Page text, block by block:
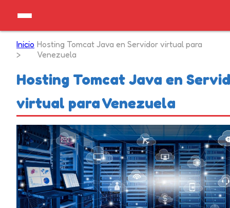
Inicio
>
Hosting Tomcat Java en Servidor virtual para
Venezuela
Hosting Tomcat Java en
virtual para Venezuela